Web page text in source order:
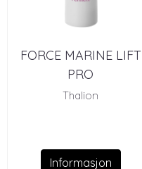
FORCE MARINE LIFT
PRO
Thalion
Informasjon